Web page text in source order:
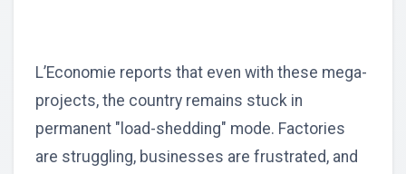
L’Economie reports that even with these mega-
projects, the country remains stuck in
permanent "load-shedding" mode. Factories
are struggling, businesses are frustrated, and